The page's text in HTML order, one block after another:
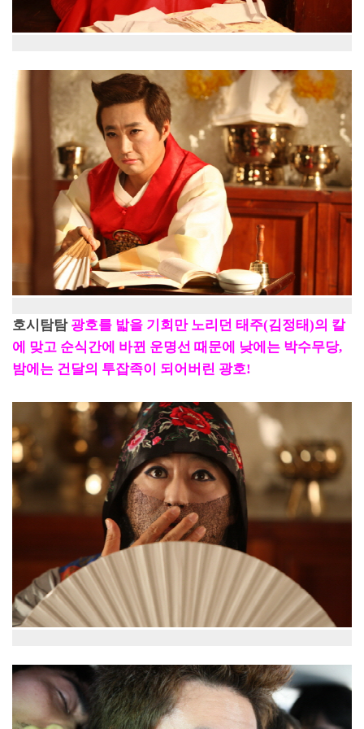
호시탐탐 광호를 밟을 기회만 노리던 태주(김정태)의 칼
에 맞고 순식간에 바뀐 운명선 때문에 낮에는 박수무당,
밤에는 건달의 투잡족이 되어버린 광호!